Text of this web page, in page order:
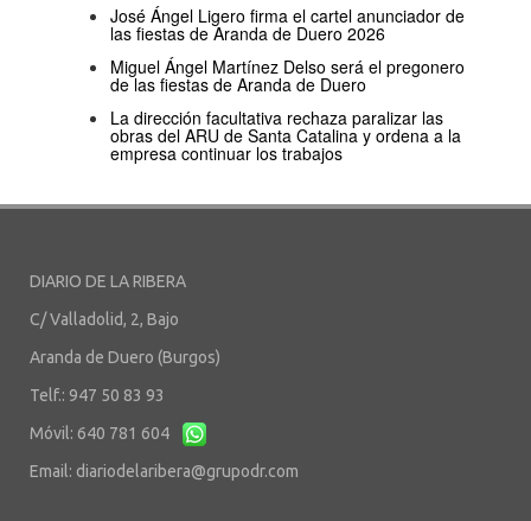
José Ángel Ligero firma el cartel anunciador de
las fiestas de Aranda de Duero 2026
Miguel Ángel Martínez Delso será el pregonero
de las fiestas de Aranda de Duero
La dirección facultativa rechaza paralizar las
obras del ARU de Santa Catalina y ordena a la
empresa continuar los trabajos
DIARIO DE LA RIBERA
C/ Valladolid, 2, Bajo
Aranda de Duero (Burgos)
Telf.: 947 50 83 93
Móvil: 640 781 604
Email: diariodelaribera@grupodr.com